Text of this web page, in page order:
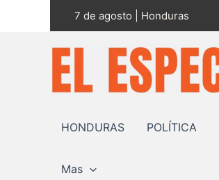
7 de agosto | Honduras
HONDURAS POLÍTICA
Mas